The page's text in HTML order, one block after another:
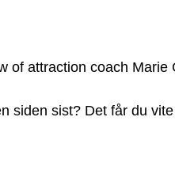
of attraction coach Marie
siden sist? Det får du